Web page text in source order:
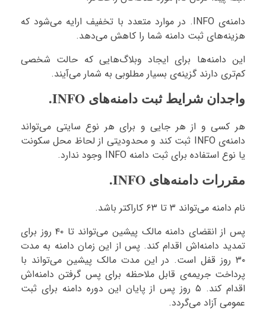
دامنه‌ی INFO. در موارد متعدد با تخفیف ارایه می‌شود که
هزینه‌های ثبت دامنه شما را کاهش می‌دهد.
این دامنه‌ها برای ایجاد وبلاگ‌هایی که حالت شخصی
کم‌تری دارند گزینه‌ی بسیار مطلوبی به شمار می‌آیند.
واجدان شرایط ثبت دامنه‌های INFO.
هر کسی و از هر جایی و برای هر نوع سایتی می‌تواند
دامنه‌ی INFO ثبت کند و محدودیتی از لحاظ محل سکونت
یا نوع استفاده برای ثبت دامنه INFO وجود ندارد.
مقررات دامنه‌های INFO.
نام دامنه می‌تواند ۳ تا ۶۳ کاراکتر باشد.
پس از انقضای دامنه مالک پیشین می‌تواند تا ۴۰ روز برای
تمدید دامنه‌اش اقدام کند. پس از این زمان دامنه به مدت
۳۰ روز قفل است. در این مدت مالک پیشین می‌تواند با
پرداخت جریمه‌ی قابل ملاحظه برای پس گرفتن دامنه‌اش
اقدام کند. ۵ روز پس از پایان این دوره دامنه برای ثبت
عمومی آزاد می‌گردد.